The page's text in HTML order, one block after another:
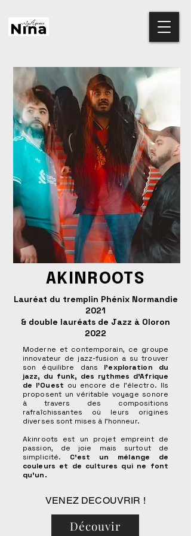
AKINROOTS
Lauréat du tremplin Phénix Normandie
2021
& double lauréats de Jazz à Oloron
2022
Moderne et contemporain, ce groupe
innovateur de jazz-fusion a su trouver
son équilibre dans l'exploration du
jazz, du funk, des rythmes d’Afrique
de l’Ouest ou encore de l’électro. Ils
proposent un véritable voyage sonore
à travers des compositions
rafraîchissantes où leurs origines
diverses sont mises à l’honneur.
Akinroots est un projet empreint de
passion, de joie mais surtout de
simplicité. C'est un mélange de
couleurs et de cultures qui ne font
qu’un.
VENEZ DECOUVRIR !
Découvir